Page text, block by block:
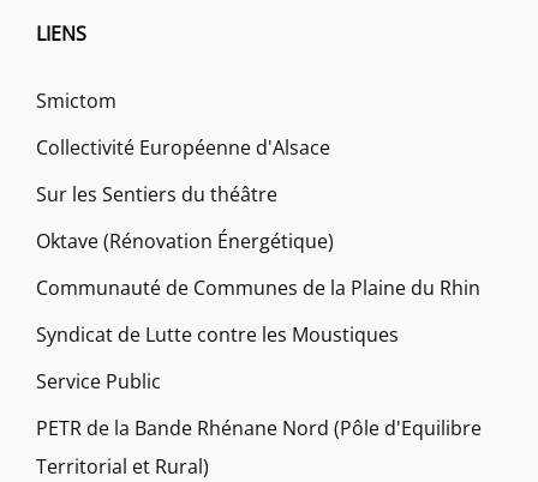
LIENS
Smictom
Collectivité Européenne d'Alsace
Sur les Sentiers du théâtre
Oktave (Rénovation Énergétique)
Communauté de Communes de la Plaine du Rhin
Syndicat de Lutte contre les Moustiques
Service Public
PETR de la Bande Rhénane Nord (Pôle d'Equilibre
Territorial et Rural)